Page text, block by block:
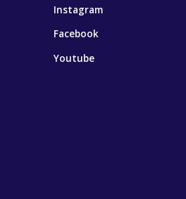
Instagram
Facebook
Youtube